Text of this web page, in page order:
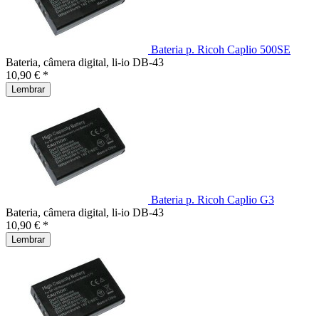
Bateria p. Ricoh Caplio 500SE
Bateria, câmera digital, li-io DB-43
10,90 € *
Lembrar
Bateria p. Ricoh Caplio G3
Bateria, câmera digital, li-io DB-43
10,90 € *
Lembrar